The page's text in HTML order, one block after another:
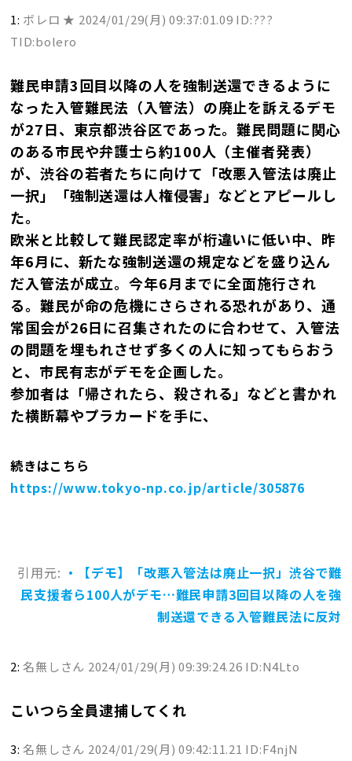
1: ボレロ ★ 2024/01/29(月) 09:37:01.09 ID:???
TID:bolero
難民申請3回目以降の人を強制送還できるように
なった入管難民法（入管法）の廃止を訴えるデモ
が27日、東京都渋谷区であった。難民問題に関心
のある市民や弁護士ら約100人（主催者発表）
が、渋谷の若者たちに向けて「改悪入管法は廃止
一択」「強制送還は人権侵害」などとアピールし
た。
欧米と比較して難民認定率が桁違いに低い中、昨
年6月に、新たな強制送還の規定などを盛り込ん
だ入管法が成立。今年6月までに全面施行され
る。難民が命の危機にさらされる恐れがあり、通
常国会が26日に召集されたのに合わせて、入管法
の問題を埋もれさせず多くの人に知ってもらおう
と、市民有志がデモを企画した。
参加者は「帰されたら、殺される」などと書かれ
た横断幕やプラカードを手に、
続きはこちら
https://www.tokyo-np.co.jp/article/305876
引用元: ・【デモ】「改悪入管法は廃止一択」渋谷で難
民支援者ら100人がデモ…難民申請3回目以降の人を強
制送還できる入管難民法に反対
2:名無しさん 2024/01/29(月) 09:39:24.26 ID:N4Lto
こいつら全員逮捕してくれ
3:名無しさん 2024/01/29(月) 09:42:11.21 ID:F4njN